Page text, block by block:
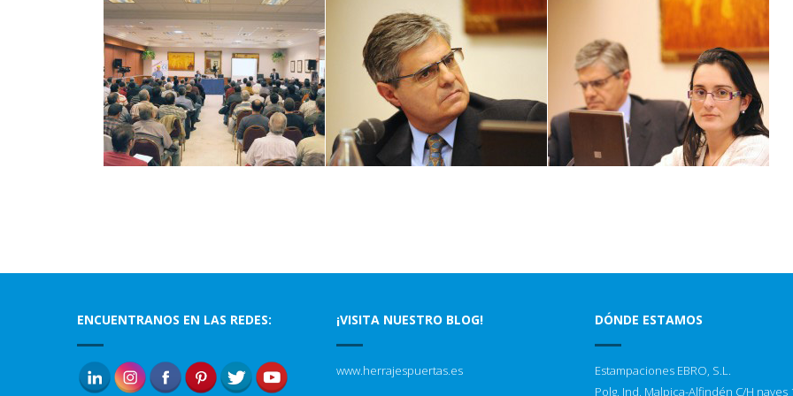
ENCUENTRANOS EN LAS REDES: ¡VISITA NUESTRO BLOG!
www.herrajespuertas.es
DÓNDE ESTAMOS
Estampaciones EBRO, S.L.
Polg. Ind. Malpica-Alfindén C/H naves